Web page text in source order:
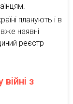
планують і в
наявні
реєстр
з